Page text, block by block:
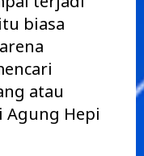
biasa
atau
Agung Hepi